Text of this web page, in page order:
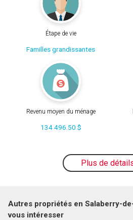
Étape de vie
Familles grandissantes
Revenu moyen du ménage
134 496.50 $
Plus de
Autres propriétés en Salaberry-
vous intéresser